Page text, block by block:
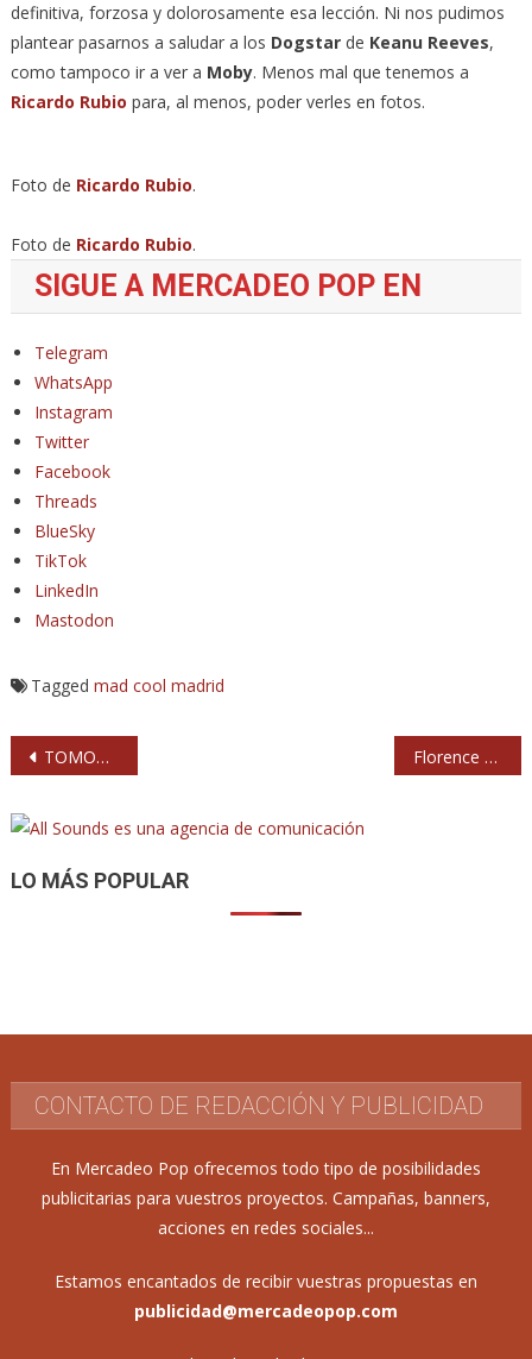
definitiva, forzosa y dolorosamente esa lección. Ni nos pudimos
plantear pasarnos a saludar a los Dogstarde Keanu Reeves,
como tampoco ir a ver a Moby. Menos mal que tenemos a
Ricardo Rubio para, al menos, poder verles en fotos.
Foto de Ricardo Rubio.
Foto de Ricardo Rubio.
SIGUE A MERCADEO POP EN
Telegram
WhatsApp
Instagram
Twitter
Facebook
Threads
BlueSky
TikTok
LinkedIn
Mastodon
Tagged mad cool madrid
Navegación
entradas
TOMORA en el Botánico: de uniones improbables y electrónica a deshoras Florence Welch hace una lavativa espiritual a 57.000 almas en el día de las guitarras desterradas del Mad Cool 2026
LO MÁS POPULAR
CONTACTO DE REDACCIÓN Y PUBLICIDAD
En Mercadeo Pop ofrecemos todo tipo de posibilidades
publicitarias para vuestros proyectos. Campañas, banners,
acciones en redes sociales...
Estamos encantados de recibir vuestras propuestas en
publicidad@mercadeopop.com